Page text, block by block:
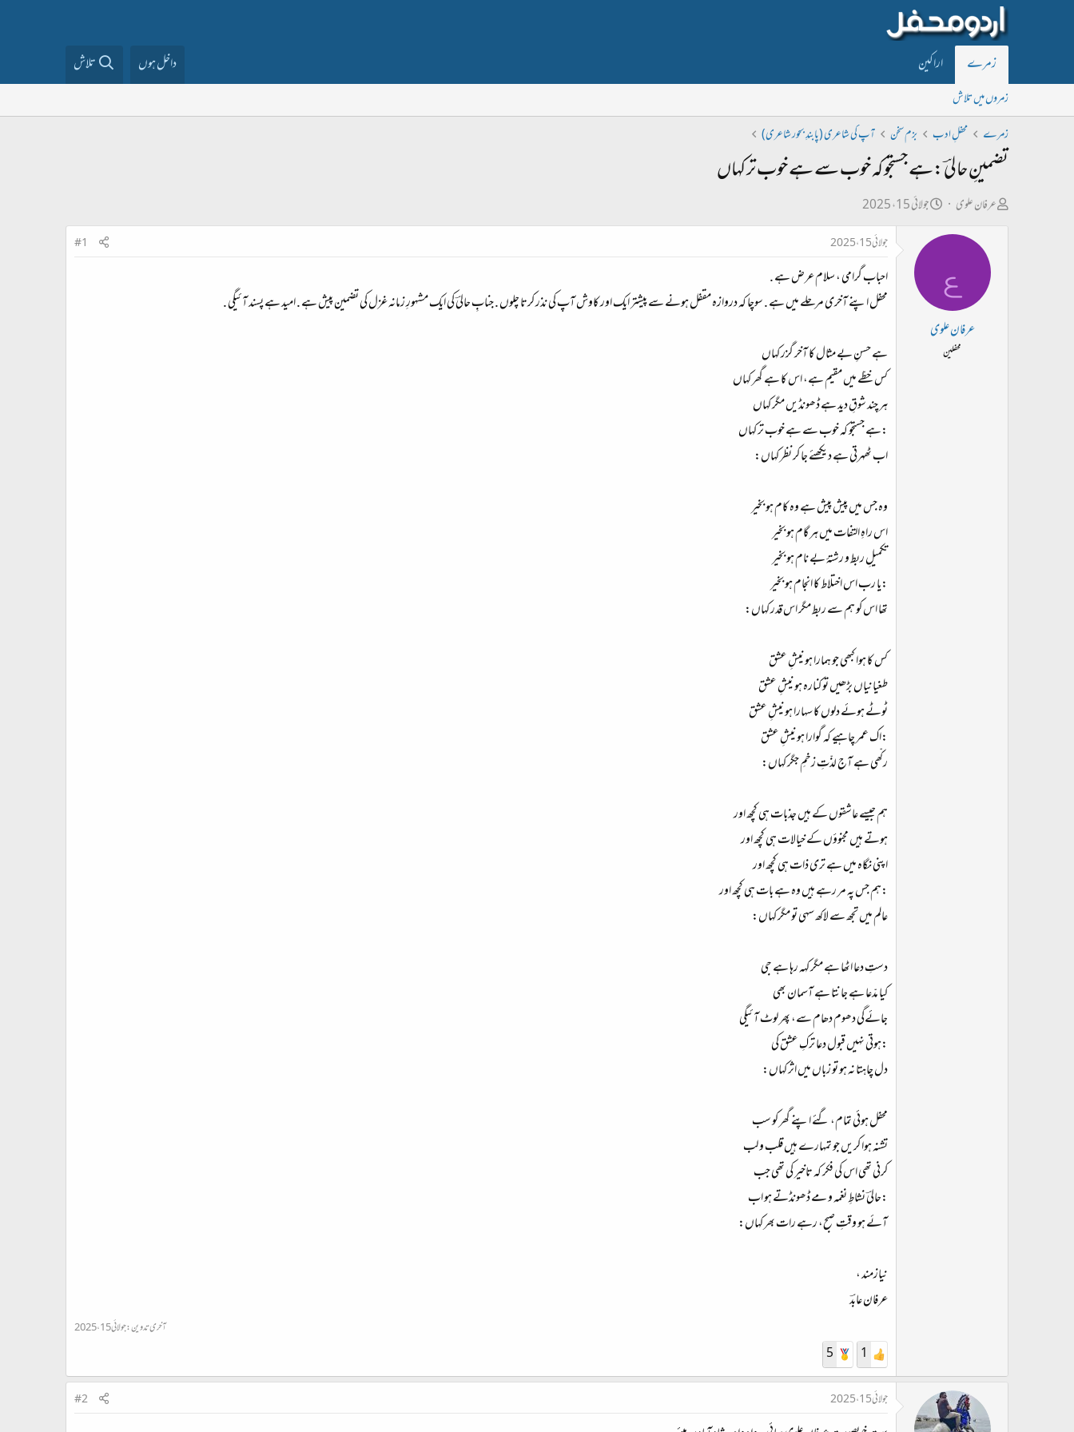
زمرے اراکین داخل ہوں تلاش
زمروں میں تلاش
زمرے
محفلِ ادب بزم سخن آپ کی شاعری (پابندِ بحور شاعری)
تضمینِ حالیؔ:ہے جستجو کہ خوب سے ہے خوب تر کہاں
ص
ب
عرفان علوی
ت
ر
جولائی 15، 2025
ع
عرفان علوی
محفلین
جولائی 15، 2025 #1
احباب گرامی ، سلام عرض ہے .
محفل اپنے آخری مرحلے میں ہے . سوچا کہ دروازہ مقفل ہونے سے پیشتر ایک اور کاوش آپ کی نذر کرتا چلوں . جنابِ حالیؔ کی ایک مشہورِ زمانہ غزل کی تضمین پیش ہے . امید ہے پسند آئیگی .
ہے حسنِ بے مثال کا آخر گزر کہاں
کس خطّے میں مقیم ہے، اس کا ہے گھر کہاں
ہر چند شوقِ دید ہے ڈھونڈیں مگر کہاں
:ہے جستجو کہ خوب سے ہے خوب تر کہاں
اب ٹھہرتی ہے دیکھئے جا کر نظر کہاں:
وہ جس میں پیش پیش ہے وہ کام ہو بخیر
اس راہِ التفات میں ہر گام ہو بخیر
تکمیلِ ربط و رشتۂ بے نام ہو بخیر
:یا رب اس اختلاط کا انجام ہو بخیر
تھا اس کو ہم سے ربط مگر اس قدر کہاں:
کس کا ہوا کبھی جو ہمارا ہو نیشِ عشق
طغیانیاں بڑھیں تو کنارہ ہو نیشِ عشق
ٹوٹے ہوئے دلوں کا سہارا ہو نیشِ عشق
:اک عمر چاہیے کہ گوارا ہو نیشِ عشق
رکّھی ہے آج لذّتِ زخمِ جگر کہاں:
ہم جیسے عاشقوں کے ہیں جذبات ہی کچھ اور
ہوتے ہیں مجنوؤں کے خیالات ہی کچھ اور
اپنی نگاہ میں ہے تری ذات ہی کچھ اور
:ہم جس پہ مر رہے ہیں وہ ہے بات ہی کچھ اور
عالم میں تجھ سے لاکھ سہی تو مگر کہاں:
دستِ دعا اٹھا ہے مگر کہہ رہا ہے جی
کیا مدّعا ہے جانتا ہے آسمان بھی
جائےگی دھوم دھام سے، پھر لوٹ آئیگی
:ہوتی نہیں قبول دعا ترکِ عشق کی
دل چاہتا نہ ہو تو زباں میں اثر کہاں:
محفل ہوئی تمام، گئے اپنے گھر کو سب
تشنہ ہوا کریں جو تمہارے ہیں قلب و لب
کرنی تھی اس کی فکر کہ تاخیر کی تھی جب
:حالیؔ نشاطِ نغمہ و مے ڈھونڈتے ہو اب
آئے ہو وقتِ صبح، رہے رات بھر کہاں:
نیازمند ،
عرفان عابدؔ
آخری تدوین:جولائی 15، 2025
1
5
جولائی 15، 2025 #2